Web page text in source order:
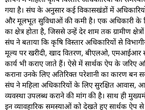
गया है। संघ के अनुसार कई विकासखंडों में
और मूलभूत सुविधाओं की कमी है। एक अधिकारी के
का क्षेत्र होता है, जिससे उन्हें देर शाम तक ग्रामीण
संघ ने बताया कि कृषि विस्तार अधिकारियों से
मूल्य पर खरीदी, खाद वितरण, बीएलओ, एमआईआर
कार्य भी कराए जाते हैं। ऐसे में सार्थक ऐप के जरिए
कराना उनके लिए अतिरिक्त परेशानी का कारण बन
संघ ने महिला अधिकारियों के लिए सुरक्षित आवास,
व्यवस्था उपलब्ध कराने की मांग की है। साथ ही
इन व्यावहारिक समस्याओं को देखते हुए सार्थक ऐप से